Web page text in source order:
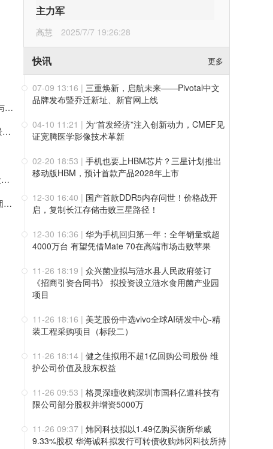
展会邀请 | 华光源海邀您共赴第二届中国（宁波）国际物流与供应链博览会，展位号：T01
瑞星股份拟花不低于2000万元回购股份 彰显对公司发展前景的信心
上市不足两月，彩客科技二股东宣布减持：拟减持2%公司股份约可套现5008万元
守关铸盾 · 风控争先 | 华光源海长沙子公司商务团队荣获集团优秀风控团队奖
主力军
高慧 2025/7/7 19:26:28
快讯 更多
07-09 13:16 | 三重焕新，启航未来——Pivotal中文
品牌发布暨乔迁新址、新官网上线
04-10 11:21 | 为“首发经济”注入创新动力，CMEF见
证宽腾医学影像技术革新
02-20 18:53 | 手机也要上HBM芯片？三星计划推出
移动版HBM，预计首款产品2028年上市
12-30 16:40 | 国产首款DDR5内存问世！价格战开
启，复制长江存储击败三星路径！
12-30 16:36 | 华为手机回归第一年：全年销量或超
4000万台 有望凭借Mate 70在高端市场击败苹果
11-26 18:19 | 众兴菌业拟与涟水县人民政府签订
《招商引资合同书》 拟投资设立涟水食用菌产业园
项目
11-26 18:16 | 美芝股份中选vivo全球AI研发中心-精
装工程采购项目（标段二）
11-26 18:14 | 健之佳拟用不超1亿回购公司股份 维
护公司价值及股东权益
11-26 09:53 | 格灵深瞳收购深圳市国科亿道科技有
限公司部分股权并增资5000万
11-26 09:37 | 炜冈科技拟以1.49亿购买衡所华威
9.33%股权 华海诚科拟发行可转债收购炜冈科技所持